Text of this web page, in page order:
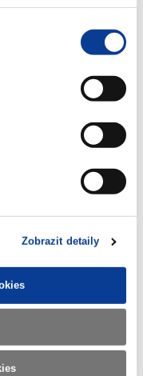
Zobrazit detaily
a dopad moderních
Jednání
možných změn v
digitální ekonomiky
výměna dosavadních
přístupu ke zdanění
při obchodu se
Doporučeno424 ×